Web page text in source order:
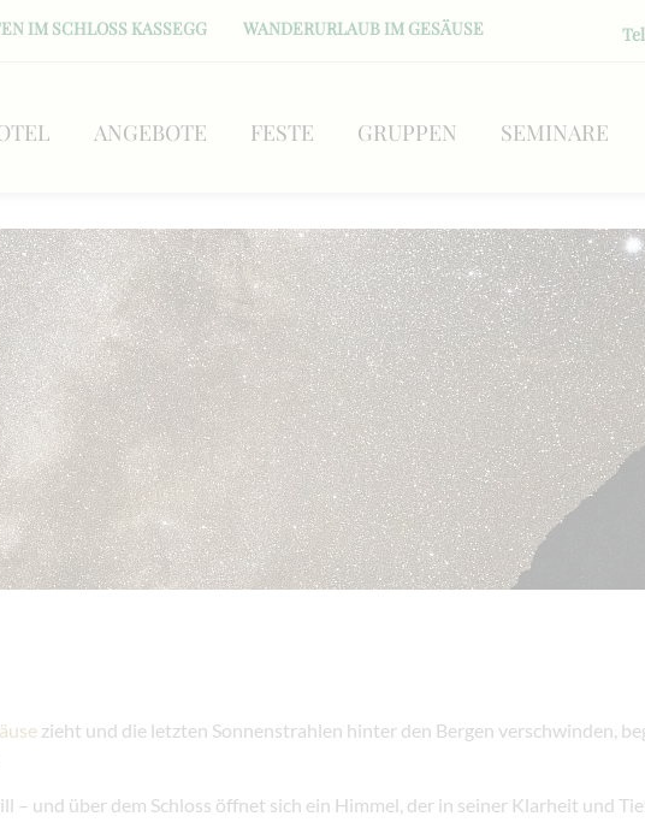
IM SCHLOSS KASSEGG WANDERURLAUB IM GESÄUSE
ANGEBOTE FESTE GRUPPEN SEMINARE
zieht und die letzten Sonnenstrahlen hinter den Bergen verschwinden,
– und über dem Schloss öffnet sich ein Himmel, der in seiner Klarheit und